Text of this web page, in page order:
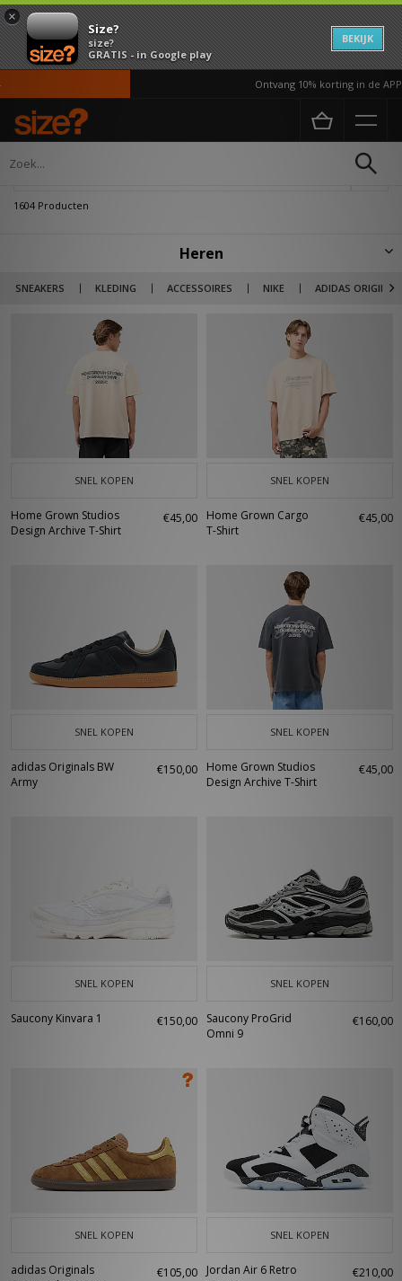
×
Size?
size?
GRATIS - in Google play
BEKIJK
Ontvang 10% korting in de APP*
Home Heren
1604 Producten
Heren
SNEAKERS KLEDING ACCESSOIRES NIKE ADIDAS
Ontdek hier de gehele size? footwear selectie en kleding voor heren.
Naast Sportswear giant Nike, adidas Originals & New Balance, ook
SNEL KOPEN
Home Grown Studios
Design Archive T-Shirt
€45,00
SNEL KOPEN
Home Grown Cargo
T-Shirt
€45,00
SNEL KOPEN
adidas Originals BW
Army
€150,00
SNEL KOPEN
Home Grown Studios
Design Archive T-Shirt
€45,00
SNEL KOPEN
Saucony Kinvara 1 €150,00
SNEL KOPEN
Saucony ProGrid
Omni 9
€160,00
SNEL KOPEN
adidas Originals
€105,00
SNEL KOPEN
Jordan Air 6 Retro
€210,00